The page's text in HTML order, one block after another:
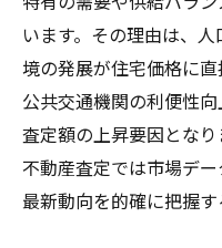
中古マンショ
ド
住宅購入時に
おしゃれな建
中古住宅の格
住宅価格と不
います。その理由は、
境の発展が住宅価格に直
公共交通機関の利便性向
査定額の上昇要因となり
不動産査定では市場デ
最新動向を的確に把握す